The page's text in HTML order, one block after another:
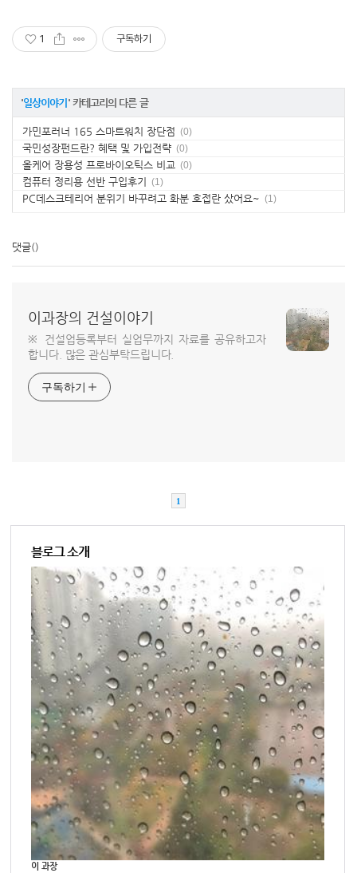
1 구독하기
'일상이야기 ' 카테고리의 다른 글
가민포러너 165 스마트워치 장단점 (0)
국민성장펀드란? 혜택 및 가입전략 (0)
올케어 장용성 프로바이오틱스 비교 (0)
컴퓨터 정리용 선반 구입후기 (1)
PC데스크테리어 분위기 바꾸려고 화분 호접란 샀어요~ (1)
댓글()
이과장의 건설이야기
※ 건설업등록부터 실업무까지 자료를 공유하고자
합니다. 많은 관심부탁드립니다.
구독하기
1
블로그 소개
이 과장